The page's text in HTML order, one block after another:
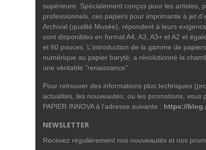
supérieure. Spécialement conçus pour les artistes,
professionnels, ces papiers pour imprimante à jet
Archival (qualité Musée), répondent à leurs
sont disponibles en format A4, A3, A3+ et A2 et
et 60 pouces. L'introduction de la gamme de
numérique au papier baryté, a révolutionné la
une véritable "renaissance".
Pour retrouver des informations plus techniques
actualités, les nouveautés, ou les promotions, vous
PAPIER INNOVA à l'adresse suivante : https://
NEWSLETTER
Recevez régulièrement nos nouveautés et nos